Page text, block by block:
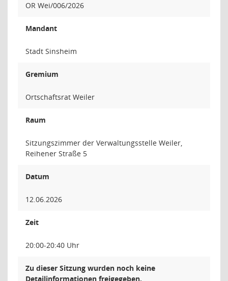
OR Wei/006/2026
Mandant
Stadt Sinsheim
Gremium
Ortschaftsrat Weiler
Raum
Sitzungszimmer der Verwaltungsstelle Weiler,
Reihener Straße 5
Datum
12.06.2026
Zeit
20:00-20:40 Uhr
Zu dieser Sitzung wurden noch keine
Detailinformationen freigegeben.